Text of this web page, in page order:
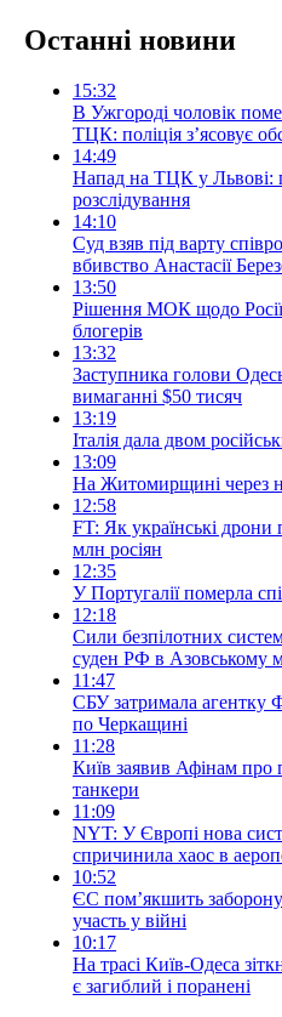
Останні новини
15:32
В Ужгороді чоловік
ТЦК: поліція з’ясовує
14:49
Напад на ТЦК у Львові:
розслідування
14:10
Суд взяв під варту
вбивство Анастасії
13:50
Рішення МОК щодо
блогерів
13:32
Заступника голови
вимаганні $50 тисяч
13:19
Італія дала двом
13:09
На Житомирщині через
12:58
FT: Як українські
млн росіян
12:35
У Португалії померла
12:18
Сили безпілотних
суден РФ в Азовському
11:47
СБУ затримала агентку
по Черкащині
11:28
Київ заявив Афінам про
танкери
11:09
NYT: У Європі нова
спричинила хаос в
10:52
ЄС пом’якшить заборону
участь у війні
10:17
На трасі Київ-Одеса
є загиблий і поранені